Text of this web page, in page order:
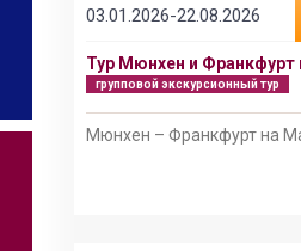
03.01.2026-22.08.2026
Тур Мюнхен и Франкфурт
групповой экскурсионный тур
Мюнхен – Франкфурт на